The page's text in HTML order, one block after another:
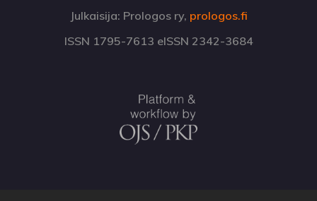
Julkaisija: Prologos ry, prologos.fi
ISSN 1795-7613 eISSN 2342-3684